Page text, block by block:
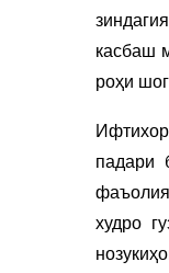
касбаш
роҳи
падари
худро